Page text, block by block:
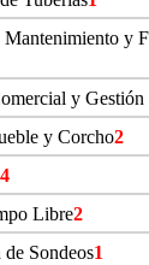
Mantenimiento y
y Gestión
y Corcho2
4
Libre2
Sondeos1